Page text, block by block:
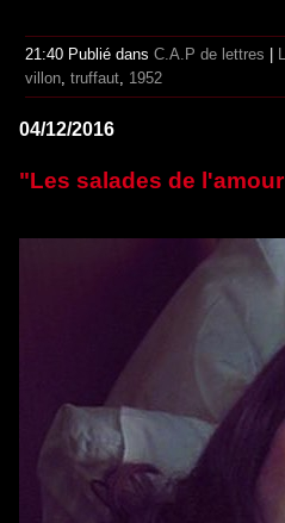
21:40 Publié dans C.A.P de lettres
villon truffaut 1952
04/12/2016
"Les salades de